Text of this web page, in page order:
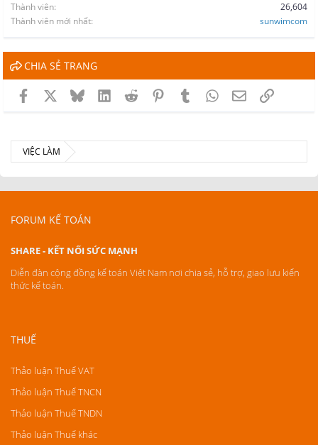
Thành viên
26,604
Thành viên mới nhất
sunwimcom
CHIA SẺ TRANG
Facebook BlueskyLinkedInReddit PinterestTumblrWhatsApp
EmailLink
VIỆC LÀM
FORUM KẾ TOÁN
SHARE - KẾT NỐI SỨC MẠNH
Diễn đàn cộng đồng kế toán Việt Nam nơi chia sẻ, hỗ trợ, giao lưu kiến
thức kế toán.
THUẾ
Thảo luận Thuế VAT
Thảo luận Thuế TNCN
Thảo luận Thuế TNDN
Thảo luận Thuế khác